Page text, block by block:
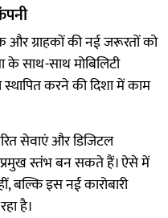
और ग्राहकों की नई जरूरतों को
के साथ-साथ मोबिलिटी
करने की दिशा में काम
सेवाएं और डिजिटल
स्तंभ बन सकते हैं। ऐसे में
बल्कि इस नई कारोबारी
है।